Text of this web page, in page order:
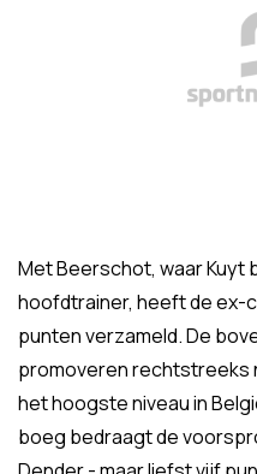
Met Beerschot, waar Kuyt
hoofdtrainer, heeft de ex-
punten verzameld. De
promoveren rechtstreeks
het hoogste niveau in
boeg bedraagt de